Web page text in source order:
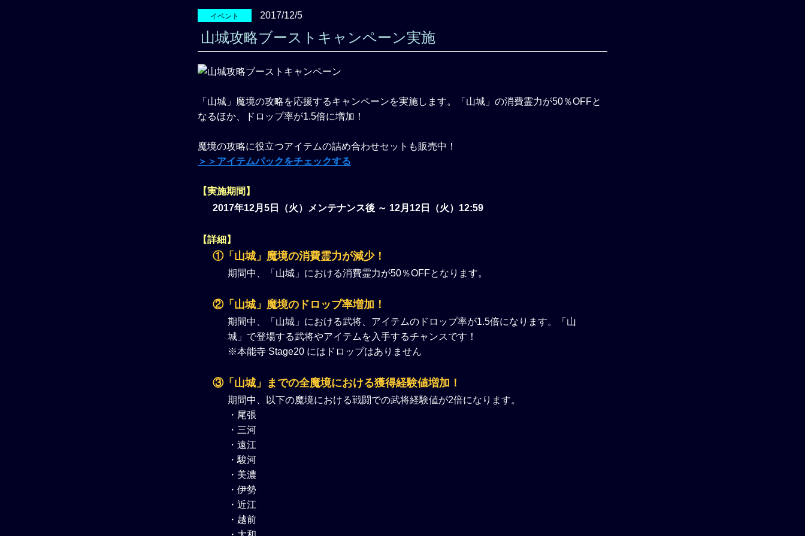
イベント 2017/12/5
山城攻略ブーストキャンペーン実施
「山城」魔境の攻略を応援するキャンペーンを実施します。「山城」の消費霊力が50％OFFと
なるほか、ドロップ率が1.5倍に増加！
魔境の攻略に役立つアイテムの詰め合わせセットも販売中！
＞＞アイテムパックをチェックする
【実施期間】
2017年12月5日（火）メンテナンス後 ～ 12月12日（火）12:59
【詳細】
①「山城」魔境の消費霊力が減少！
期間中、「山城」における消費霊力が50％OFFとなります。
②「山城」魔境のドロップ率増加！
期間中、「山城」における武将、アイテムのドロップ率が1.5倍になります。「山
城」で登場する武将やアイテムを入手するチャンスです！
※本能寺 Stage20 にはドロップはありません
③「山城」までの全魔境における獲得経験値増加！
期間中、以下の魔境における戦闘での武将経験値が2倍になります。
・尾張
・三河
・遠江
・駿河
・美濃
・伊勢
・近江
・越前